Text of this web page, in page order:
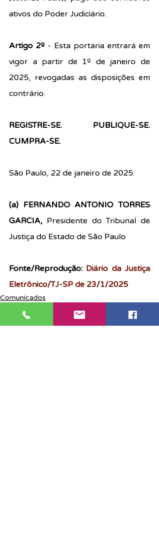
ativos do Poder Judiciário.
Artigo 2º - Esta portaria entrará em
vigor a partir de 1º de janeiro de
2025, revogadas as disposições em
contrário.
REGISTRE-SE. PUBLIQUE-SE.
CUMPRA-SE.
São Paulo, 22 de janeiro de 2025.
(a) FERNANDO ANTONIO TORRES
GARCIA, Presidente do Tribunal de
Justiça do Estado de São Paulo
Fonte/Reprodução: Diário da Justiça
Eletrônico/TJ-SP de 23/1/2025
Comunicados
Judiciário